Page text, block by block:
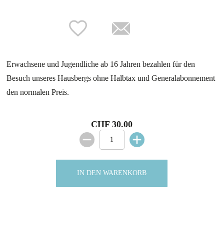
Erwachsene und Jugendliche ab 16 Jahren bezahlen für den
Besuch unseres Hausbergs ohne Halbtax und Generalabonnement
den normalen Preis.
CHF 30.00
IN DEN WARENKORB